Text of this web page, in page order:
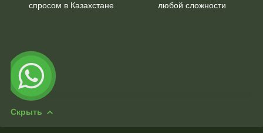
спросом в Казахстане
любой сложности
Скрыть